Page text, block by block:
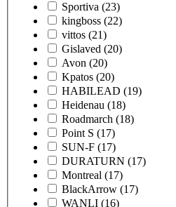
Sportiva (23)
kingboss (22)
vittos (21)
Gislaved (20)
Avon (20)
Kpatos (20)
HABILEAD (19)
Heidenau (18)
Roadmarch (18)
Point S (17)
SUN-F (17)
DURATURN (17)
Montreal (17)
BlackArrow (17)
WANLI (16)